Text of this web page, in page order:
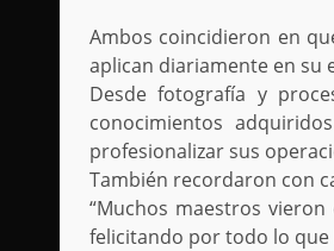
Ambos coincidieron en
aplican diariamente en su
Desde fotografía y
conocimientos
profesionalizar sus
También recordaron con
“Muchos maestros
felicitando por todo lo que